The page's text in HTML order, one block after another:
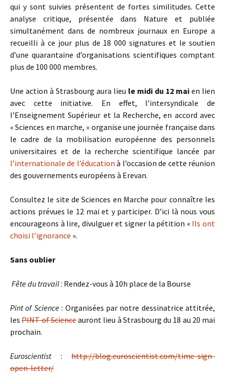
qui y sont suivies présentent de fortes similitudes. Cette
analyse critique, présentée dans Nature et publiée
simultanément dans de nombreux journaux en Europe a
recueilli à ce jour plus de 18 000 signatures et le soutien
d’une quarantaine d’organisations scientifiques comptant
plus de 100 000 membres.
Une action à Strasbourg aura lieu le midi du 12 mai en lien
avec cette initiative. En effet, l’intersyndicale de
l’Enseignement Supérieur et la Recherche, en accord avec
« Sciences en marche, » organise une journée française dans
le cadre de la mobilisation européenne des personnels
universitaires et de la recherche scientifique lancée par
l’internationale de l’éducation à l’occasion de cette réunion
des gouvernements européens à Erevan.
Consultez le site de Sciences en Marche pour connaître les
actions prévues le 12 mai et y participer. D’ici là nous vous
encourageons à lire, divulguer et signer la pétition « Ils ont
choisi l’ignorance ».
Sans oublier
Fête du travail: Rendez-vous à 10h place de la Bourse
Pint of Science: Organisées par notre dessinatrice attitrée,
lesPINT of Scienceauront lieu à Strasbourg du 18 au 20 mai
prochain.
Euroscientist: http://blog.euroscientist.com/time-sign-
open-letter/